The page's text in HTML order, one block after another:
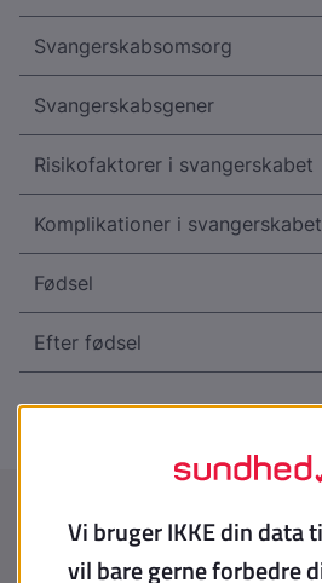
Svangerskabsomsorg
Svangerskabsgener
Risikofaktorer i svangerskabet
Komplikationer i svangerskabet
Fødsel
Efter fødsel